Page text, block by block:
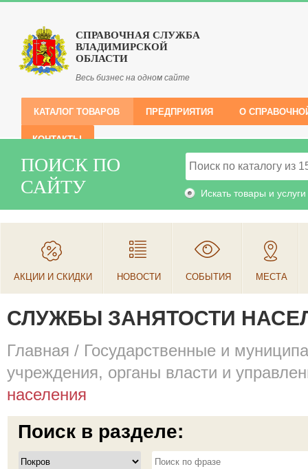
СПРАВОЧНАЯ СЛУЖБА
ВЛАДИМИРСКОЙ
ОБЛАСТИ
Весь бизнес на одном сайте
КАТАЛОГ ТОВАРОВ ПРЕДПРИЯТИЯ О
КОНТАКТЫ
ПОИСК ПО
САЙТУ
Искать товары и услуги
АКЦИИ И СКИДКИ НОВОСТИ СОБЫТИЯ МЕСТА
СЛУЖБЫ ЗАНЯТОСТИ
Главная / Государственные и
учреждения, органы власти и
населения
Поиск в разделе: